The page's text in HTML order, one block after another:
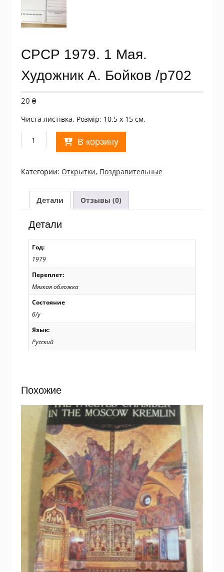
СРСР 1979. 1 Мая.
Художник А. Бойков /р702
20 ₴
Чиста листівка. Розмір: 10.5 х 15 см.
Количество
товара
1979.
Мая.
Художник
А.
Бойков
р702
В корзину
Категории: Открытки, Поздравительные
Детали Отзывы (0)
Детали
Год:
1979
Переплет:
Мягкая обложка
Состояние
б/у
Язык:
Русский
Похожие